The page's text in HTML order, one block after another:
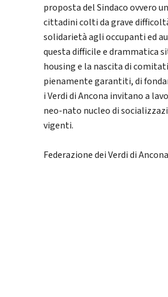
proposta del Sindaco ovvero
cittadini colti da grave
solidarietà agli occupanti ed
questa difficile e drammatica
housing e la nascita di
pienamente garantiti, di
i Verdi di Ancona invitano a
neo-nato nucleo di
vigenti.
Federazione dei Verdi di Ancona